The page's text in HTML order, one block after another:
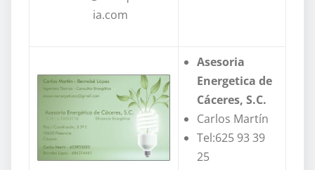
ia.com
Asesoria
Energetica de
Cáceres, S.C.
Carlos Martín
Tel:625 93 39
25